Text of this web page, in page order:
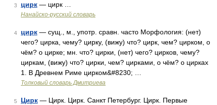
3 цирк — цирк …
Нанайско-русский словарь
4 цирк — сущ., м., употр. сравн. часто Морфология: (нет)
чего? цирка, чему? цирку, (вижу) что? цирк, чем? цирком, о
чём? о цирке; мн. что? цирки, (нет) чего? цирков, чему?
циркам, (вижу) что? цирки, чем? цирками, о чём? о цирках
1. В Древнем Риме цирком&#8230; …
Толковый словарь Дмитриева
5 Цирк — Цирк. Цирк. Санкт Петербург. Цирк. Первые